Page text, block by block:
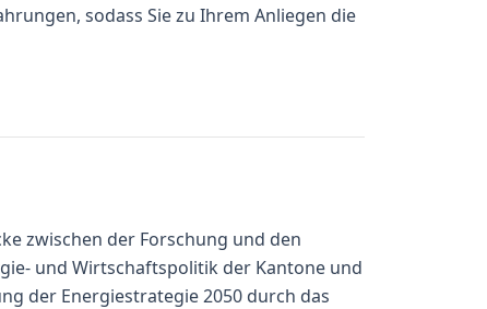
sodass Sie zu Ihrem Anliegen die
zwischen der Forschung und den
und Wirtschaftspolitik der Kantone und
der Energiestrategie 2050 durch das